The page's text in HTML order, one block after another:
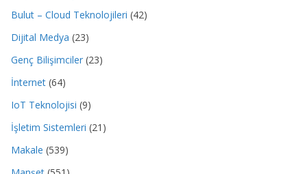
Bulut – Cloud Teknolojileri (42)
Dijital Medya (23)
Genç Bilişimciler (23)
İnternet (64)
IoT Teknolojisi (9)
İşletim Sistemleri (21)
Makale (539)